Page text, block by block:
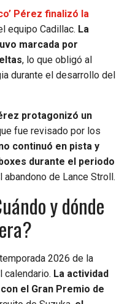
Pérez finalizó la
equipo Cadillac. La
marcada por
, lo que obligó al
durante el desarrollo del
protagonizó un
fue revisado por los
continuó en pista y
durante el periodo
abandono de Lance Stroll.
y dónde
2026 de la
calendario. La actividad
el Gran Premio de